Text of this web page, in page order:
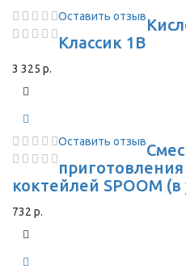
Оставить отзыв
Классик 1В
3 325 р.
Оставить отзыв
коктейлей SPOOM
732 р.